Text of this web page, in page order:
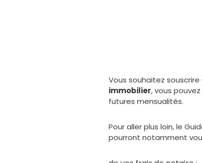
Vous souhaitez
immobilier, vous
futures mensualités.
Pour aller plus loin, le
pourront notamment